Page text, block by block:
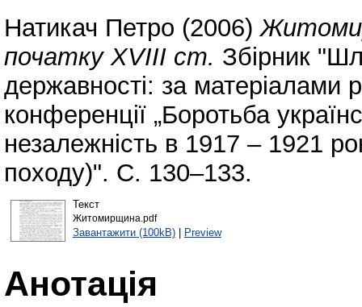
Натикач Петро (2006)
початку ХVІІІ ст. Збірник
державності: за матеріалами
конференції „Боротьба
незалежність в 1917 – 1921
походу)". С. 130–133.
Текст
Житомирщина.pdf
Завантажити (100kB)| Preview
Анотація